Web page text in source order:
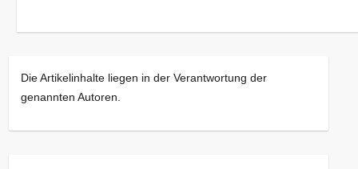
Die Artikelinhalte liegen in der Verantwortung der
genannten Autoren.